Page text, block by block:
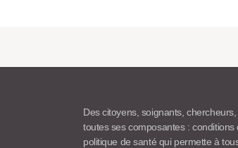
Des citoyens, soignants,
toutes ses composantes :
politique de santé qui permette à